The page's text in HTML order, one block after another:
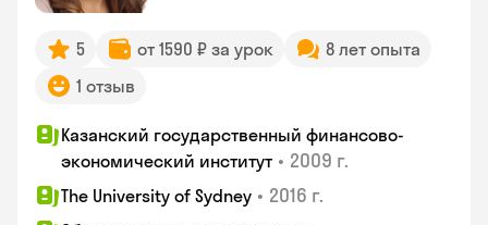
5 от 1590 ₽ за урок
8 лет опыта
1 отзыв
Казанский государственный финансово-
экономический институт • 2009 г.
The University of Sydney • 2016 г.